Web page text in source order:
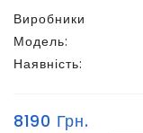
Виробники
Модель:
Наявність:
8190 Грн.